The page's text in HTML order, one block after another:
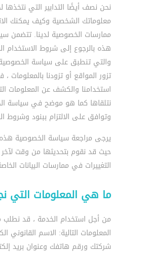
نحن نصف أيضًا التدابير التي نتخذها
معلوماتك الشخصية وكيف يمكنك
ممارسات الخصوصية لدينا. تتضمن
هذه بالرجوع إلى شروط الاستخدام
والتي تنطبق على سياسة
تزور المواقع أو تزودنا بالمعلومات
استخدامنا والكشف عن المعلومات
نتلقاها كما هو موضح في سياسة
وتوافق على الالتزام ببنود وشروط
يرجى مراجعة سياسة الخصوصية
حيث قد نقوم بتحديثها من وقت
التغييرات في ممارسات البيانات
ما هي المعلومات التي
من أجل استخدام الخدمة ، قد
المعلومات التالية: الاسم القانوني
شركتك ورقم هاتفك وعنوان بريد